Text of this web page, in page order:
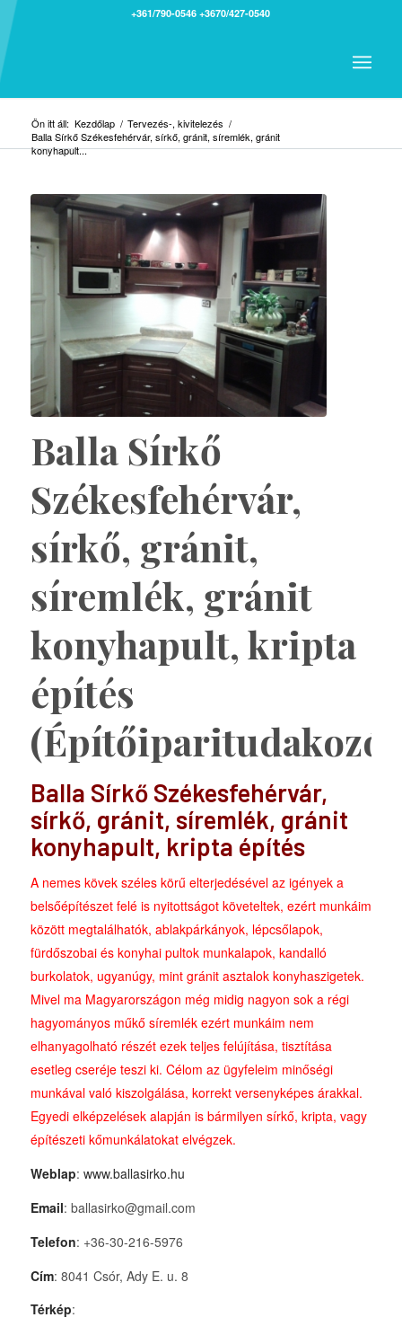
+361/790-0546 +3670/427-0540
Ön itt áll: Kezdőlap / Tervezés-, kivitelezés /
Balla Sírkő Székesfehérvár, sírkő, gránit, síremlék, gránit
konyhapult...
Balla Sírkő
Székesfehérvár,
sírkő, gránit,
síremlék, gránit
konyhapult, kripta
építés
(Építőiparitudakozó)
Balla Sírkő Székesfehérvár,
sírkő, gránit, síremlék, gránit
konyhapult, kripta építés
A nemes kövek széles körű elterjedésével az igények a
belsőépítészet felé is nyitottságot követeltek, ezért munkáim
között megtalálhatók, ablakpárkányok, lépcsőlapok,
fürdőszobai és konyhai pultok munkalapok, kandalló
burkolatok, ugyanúgy, mint gránit asztalok konyhaszigetek.
Mivel ma Magyarországon még midig nagyon sok a régi
hagyományos műkő síremlék ezért munkáim nem
elhanyagolható részét ezek teljes felújítása, tisztítása
esetleg cseréje teszi ki. Célom az ügyfeleim minőségi
munkával való kiszolgálása, korrekt versenyképes árakkal.
Egyedi elképzelések alapján is bármilyen sírkő, kripta, vagy
építészeti kőmunkálatokat elvégzek.
Weblap: www.ballasirko.hu
Email: ballasirko@gmail.com
Telefon: +36-30-216-5976
Cím: 8041 Csór, Ady E. u. 8
Térkép: